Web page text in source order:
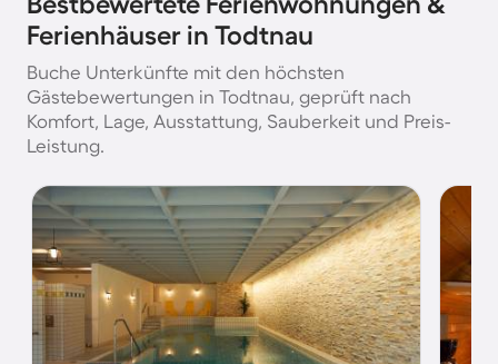
Ferienhäuser in Todtnau
Buche Unterkünfte mit den höchsten
Gästebewertungen in Todtnau, geprüft nach
Komfort, Lage, Ausstattung, Sauberkeit und Preis-
Leistung.